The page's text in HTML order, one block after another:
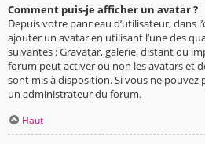
Comment puis-je afficher un avatar ?
Depuis votre panneau d’utilisateur, dans
ajouter un avatar en utilisant l’une des
suivantes : Gravatar, galerie, distant ou
forum peut activer ou non les avatars et
sont mis à disposition. Si vous ne pouvez
un administrateur du forum.
Haut